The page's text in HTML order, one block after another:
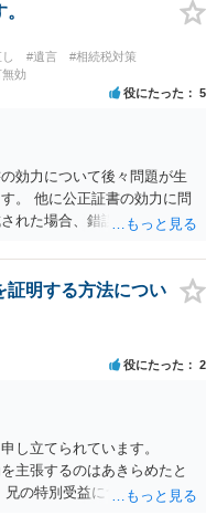
#遺言
#相続税対策
効
役にたった 5
効力について後々問題が生
。 他に公正証書の効力に問
れた場合、錯誤（勘違い）
０～数十万円程度になるケ
護士ごとに異なりますので一
証明する方法につい
役にたった 2
申し立てられています。
主張するのはあきらめたと
の特別受益について立証し